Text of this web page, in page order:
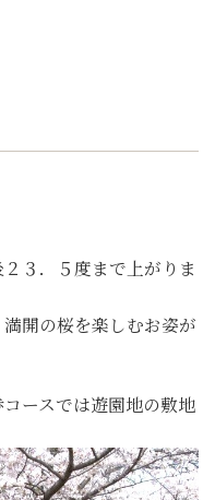
３．５度まで上がりま
開の桜を楽しむお姿が
ースでは遊園地の敷地